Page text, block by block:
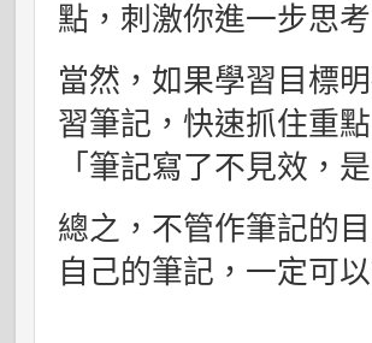
點，刺激你進一步思
當然，如果學習目標
習筆記，快速抓住重
「筆記寫了不見效，
總之，不管作筆記的
自己的筆記，一定可